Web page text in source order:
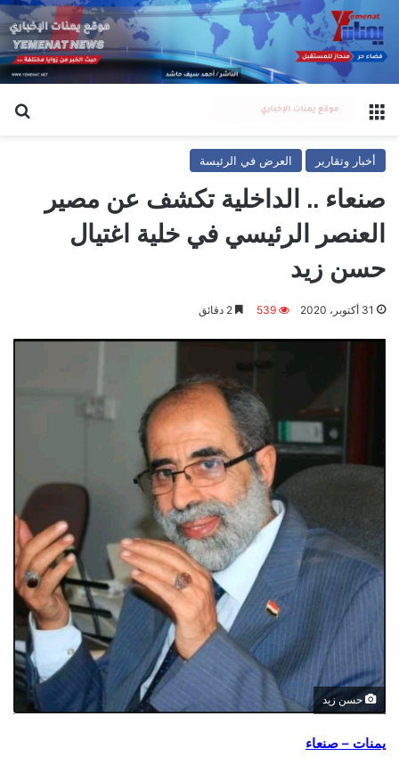
القائمة
أخبار وتقارير العرض في الرئيسة
صنعاء .. الداخلية تكشف عن مصير
العنصر الرئيسي في خلية اغتيال
حسن زيد
31 أكتوبر، 2020 539
حسن زيد
يمنات – صنعاء